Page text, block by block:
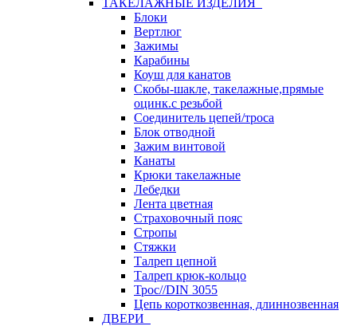
ТАКЕЛАЖНЫЕ ИЗДЕЛИЯ
Блоки
Вертлюг
Зажимы
Карабины
Коуш для канатов
Скобы-шакле, такелажные,прямые
оцинк.с резьбой
Соединитель цепей/троса
Блок отводной
Зажим винтовой
Канаты
Крюки такелажные
Лебедки
Лента цветная
Страховочный пояс
Стропы
Стяжки
Талреп цепной
Талреп крюк-кольцо
Трос//DIN 3055
Цепь короткозвенная, длиннозвенная
ДВЕРИ